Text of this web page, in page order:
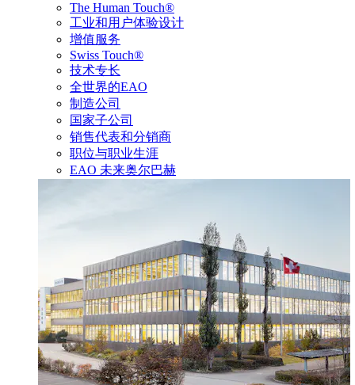
The Human Touch®
工业和用户体验设计
增值服务
Swiss Touch®
技术专长
全世界的EAO
制造公司
国家子公司
销售代表和分销商
职位与职业生涯
EAO 未来奥尔巴赫